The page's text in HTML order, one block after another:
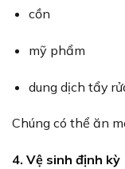
cồn
mỹ phẩm
dung dịch tẩy
Chúng có thể ăn
4. Vệ sinh định kỳ